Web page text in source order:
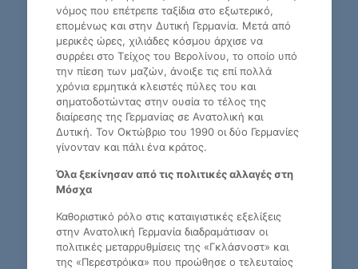
νόμος που επέτρεπε ταξίδια στο εξωτερικό,
επομένως και στην Δυτική Γερμανία. Μετά από
μερικές ώρες, χιλιάδες κόσμου άρχισε να
συρρέει στο Τείχος του Βερολίνου, το οποίο υπό
την πίεση των μαζών, άνοιξε τις επί πολλά
χρόνια ερμητικά κλειστές πύλες του και
σηματοδοτώντας στην ουσία το τέλος της
διαίρεσης της Γερμανίας σε Ανατολική και
Δυτική. Τον Οκτώβριο του 1990 οι δύο Γερμανίες
γίνονταν και πάλι ένα κράτος.
Όλα ξεκίνησαν από τις πολιτικές αλλαγές στη
Μόσχα
Καθοριστικό ρόλο στις καταιγιστικές εξελίξεις
στην Ανατολική Γερμανία διαδραμάτισαν οι
πολιτικές μεταρρυθμίσεις της «Γκλάσνοστ» και
της «Περεστρόικα» που προώθησε ο τελευταίος